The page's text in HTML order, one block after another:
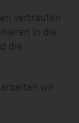
vertrauten
in die
die
wir
wir eine